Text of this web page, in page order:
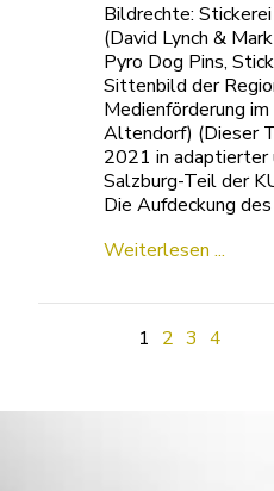
Bildrechte:
(David Lynch &
Pyro Dog Pins,
Sittenbild der
Medienförderung
Altendorf) (Dieser
2021 in adaptierter
Salzburg-Teil der
Die Aufdeckung
Weiterlesen ...
1 2 3 4